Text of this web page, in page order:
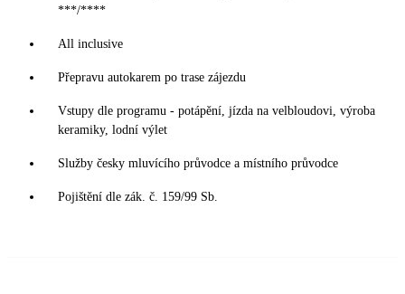
***/****
All inclusive
Přepravu autokarem po trase zájezdu
Vstupy dle programu - potápění, jízda na velbloudovi, výroba
keramiky, lodní výlet
Služby česky mluvícího průvodce a místního průvodce
Pojištění dle zák. č. 159/99 Sb.